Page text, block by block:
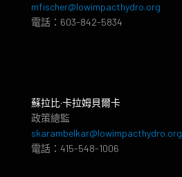
mfischer@lowimpacthydro.org
電話：603-842-5834
蘇拉比·卡拉姆貝爾卡
政策總監
skarambelkar@lowimpacthydro.org
電話：415-548-1006